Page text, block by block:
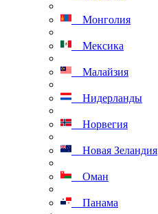
Монголия
Мексика
Малайзия
Нидерланды
Норвегия
Новая Зеландия
Оман
Панама